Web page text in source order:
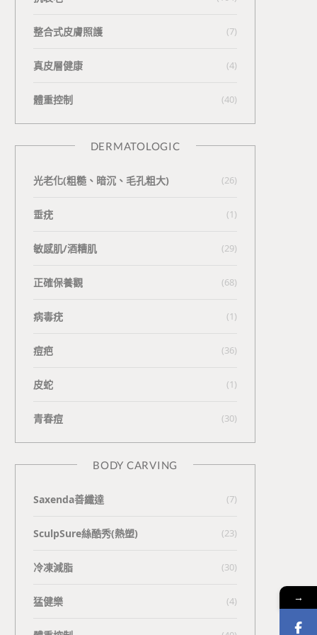
整合式皮膚照護 (7)
真皮層健康 (4)
體重控制 (40)
DERMATOLOGIC
光老化(粗糙、暗沉、毛孔粗大) (26)
垂疣 (1)
敏感肌/酒糟肌 (29)
正確保養觀 (68)
病毒疣 (1)
痘疤 (36)
皮蛇 (1)
青春痘 (30)
BODY CARVING
Saxenda善纖達 (7)
SculpSure絲酷秀(熱塑) (23)
冷凍減脂 (30)
猛健樂 (4) →